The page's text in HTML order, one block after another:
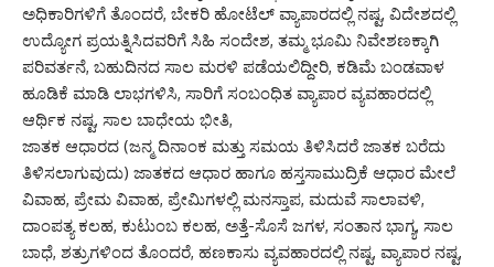
ಅಧಿಕಾರಿಗಳಿಗೆ ತೊಂದರೆ, ಬೇಕರಿ ಹೋಟೆಲ್ ವ್ಯಾಪಾರದಲ್ಲಿ ನಷ್ಟ, ವಿದೇಶದಲ್ಲಿ
ಉದ್ಯೋಗ ಪ್ರಯತ್ನಿಸಿದವರಿಗೆ ಸಿಹಿ ಸಂದೇಶ, ತಮ್ಮ ಭೂಮಿ ನಿವೇಶಣಕ್ಕಾಗಿ
ಪರಿವರ್ತನೆ, ಬಹುದಿನದ ಸಾಲ ಮರಳಿ ಪಡೆಯಲಿದ್ದೀರಿ, ಕಡಿಮೆ ಬಂಡವಾಳ
ಹೂಡಿಕೆ ಮಾಡಿ ಲಾಭಗಳಿಸಿ, ಸಾರಿಗೆ ಸಂಬಂಧಿತ ವ್ಯಾಪಾರ ವ್ಯವಹಾರದಲ್ಲಿ
ಆರ್ಥಿಕ ನಷ್ಟ, ಸಾಲ ಬಾಧೇಯ ಭೀತಿ,
ಜಾತಕ ಆಧಾರದ (ಜನ್ಮ ದಿನಾಂಕ ಮತ್ತು ಸಮಯ ತಿಳಿಸಿದರೆ ಜಾತಕ ಬರೆದು
ತಿಳಿಸಲಾಗುವುದು) ಜಾತಕದ ಆಧಾರ ಹಾಗೂ ಹಸ್ತಸಾಮುದ್ರಿಕೆ ಆಧಾರ ಮೇಲೆ
ವಿವಾಹ, ಪ್ರೇಮ ವಿವಾಹ, ಪ್ರೇಮಿಗಳಲ್ಲಿ ಮನಸ್ತಾಪ, ಮದುವೆ ಸಾಲಾವಳಿ,
ದಾಂಪತ್ಯ ಕಲಹ, ಕುಟುಂಬ ಕಲಹ, ಅತ್ತೆ-ಸೊಸೆ ಜಗಳ, ಸಂತಾನ ಭಾಗ್ಯ, ಸಾಲ
ಬಾಧೆ, ಶತ್ರುಗಳಿಂದ ತೊಂದರೆ, ಹಣಕಾಸು ವ್ಯವಹಾರದಲ್ಲಿ ನಷ್ಟ, ವ್ಯಾಪಾರ ನಷ್ಟ,